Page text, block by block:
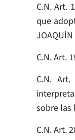
C.N. Art.
que
C.N. Art.
C.N.
sobre las
C.N. Art.